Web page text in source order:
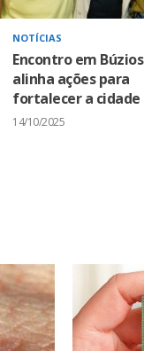
NOTÍCIAS
Encontro em Búzios
alinha ações para
fortalecer a cidade
14/10/2025